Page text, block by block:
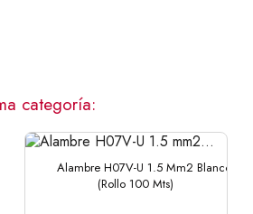
categoría:
Alambre H07V-U 1.5 Mm2 Blanco
(Rollo 100 Mts)